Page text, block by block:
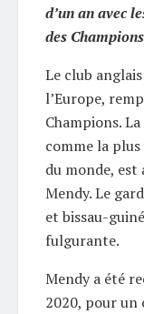
d’un an avec
des
Le club
l’Europe,
Champions.
comme la
du monde, est
Mendy. Le
et bissau-
fulgurante.
Mendy a été
2020, pour un